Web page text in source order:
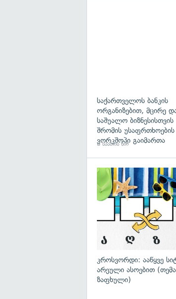
საქართველოს ბანკის
ორგანიზებით, მცირე
საშუალო ბიზნესისთვის
შრომის უსაფრთხოების
ვორკშოპი გაიმართა
8 საათის წინ
კროსვორდი: ააწყვე
არეული ასოებით
ზაფხული)